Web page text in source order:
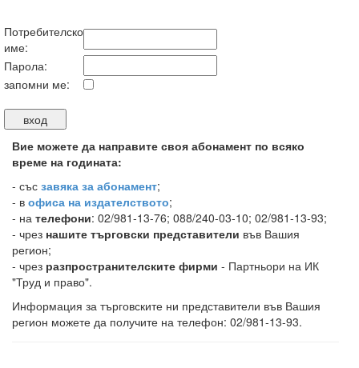
Потребителско
име:
Парола:
запомни ме:
Вие можете да направите своя абонамент по всяко
време на годината:
- със завяка за абонамент;
- в офиса на издателството;
- на телефони: 02/981-13-76; 088/240-03-10; 02/981-13-93;
- чрез нашите търговски представители във Вашия
регион;
- чрез разпространителските фирми - Партньори на ИК
"Труд и право".
Информация за търговските ни представители във Вашия
регион можете да получите на телефон: 02/981-13-93.